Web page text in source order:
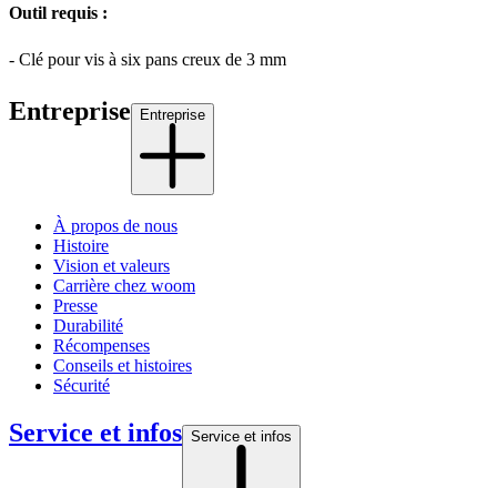
Outil requis :
- Clé pour vis à six pans creux de 3 mm
Entreprise Entreprise
À propos de nous
Histoire
Vision et valeurs
Carrière chez woom
Presse
Durabilité
Récompenses
Conseils et histoires
Sécurité
Service et infos Service et infos